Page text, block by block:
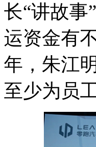
长“讲故事
运资金有
年，朱江
至少为员